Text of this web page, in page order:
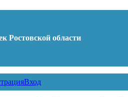
Ростовской области
Вход